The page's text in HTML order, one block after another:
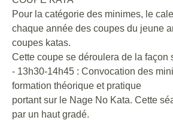
Pour la catégorie des minimes, le
chaque année des coupes du jeune
coupes katas.
Cette coupe se déroulera de la façon
- 13h30-14h45 : Convocation des
formation théorique et pratique
portant sur le Nage No Kata. Cette
par un haut gradé.